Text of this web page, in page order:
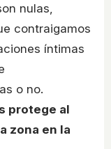
nulas,
contraigamos
íntimas
o no.
protege al
zona en la